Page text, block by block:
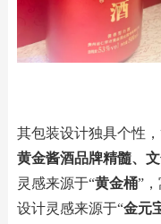
其包装设计独具个性
黄金酱酒品牌精髓、
灵感来源于“黄金桶”
设计灵感来源于“金元